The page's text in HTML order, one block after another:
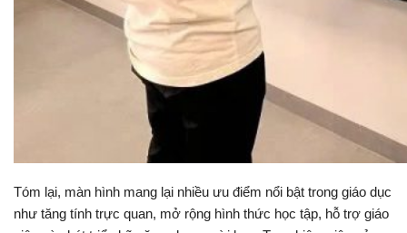
Tóm lại, màn hình mang lại nhiều ưu điểm nổi bật trong giáo dục
như tăng tính trực quan, mở rộng hình thức học tập, hỗ trợ giáo